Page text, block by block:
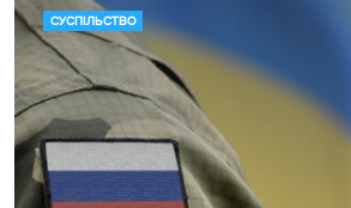
СУСПІЛЬСТВО